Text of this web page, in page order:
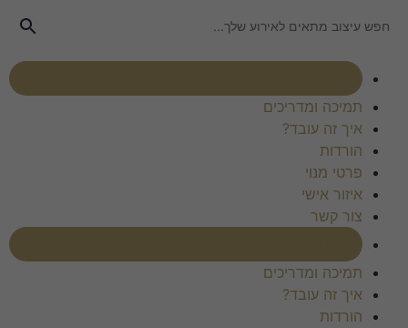
תמיכה ומדריכים
איך זה עובד?
הורדות
פרטי מנוי
איזור אישי
צור קשר
תמיכה ומדריכים
איך זה עובד?
הורדות